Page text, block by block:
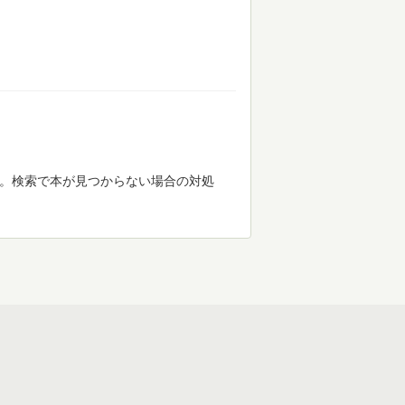
検索で本が見つからない場合の対処